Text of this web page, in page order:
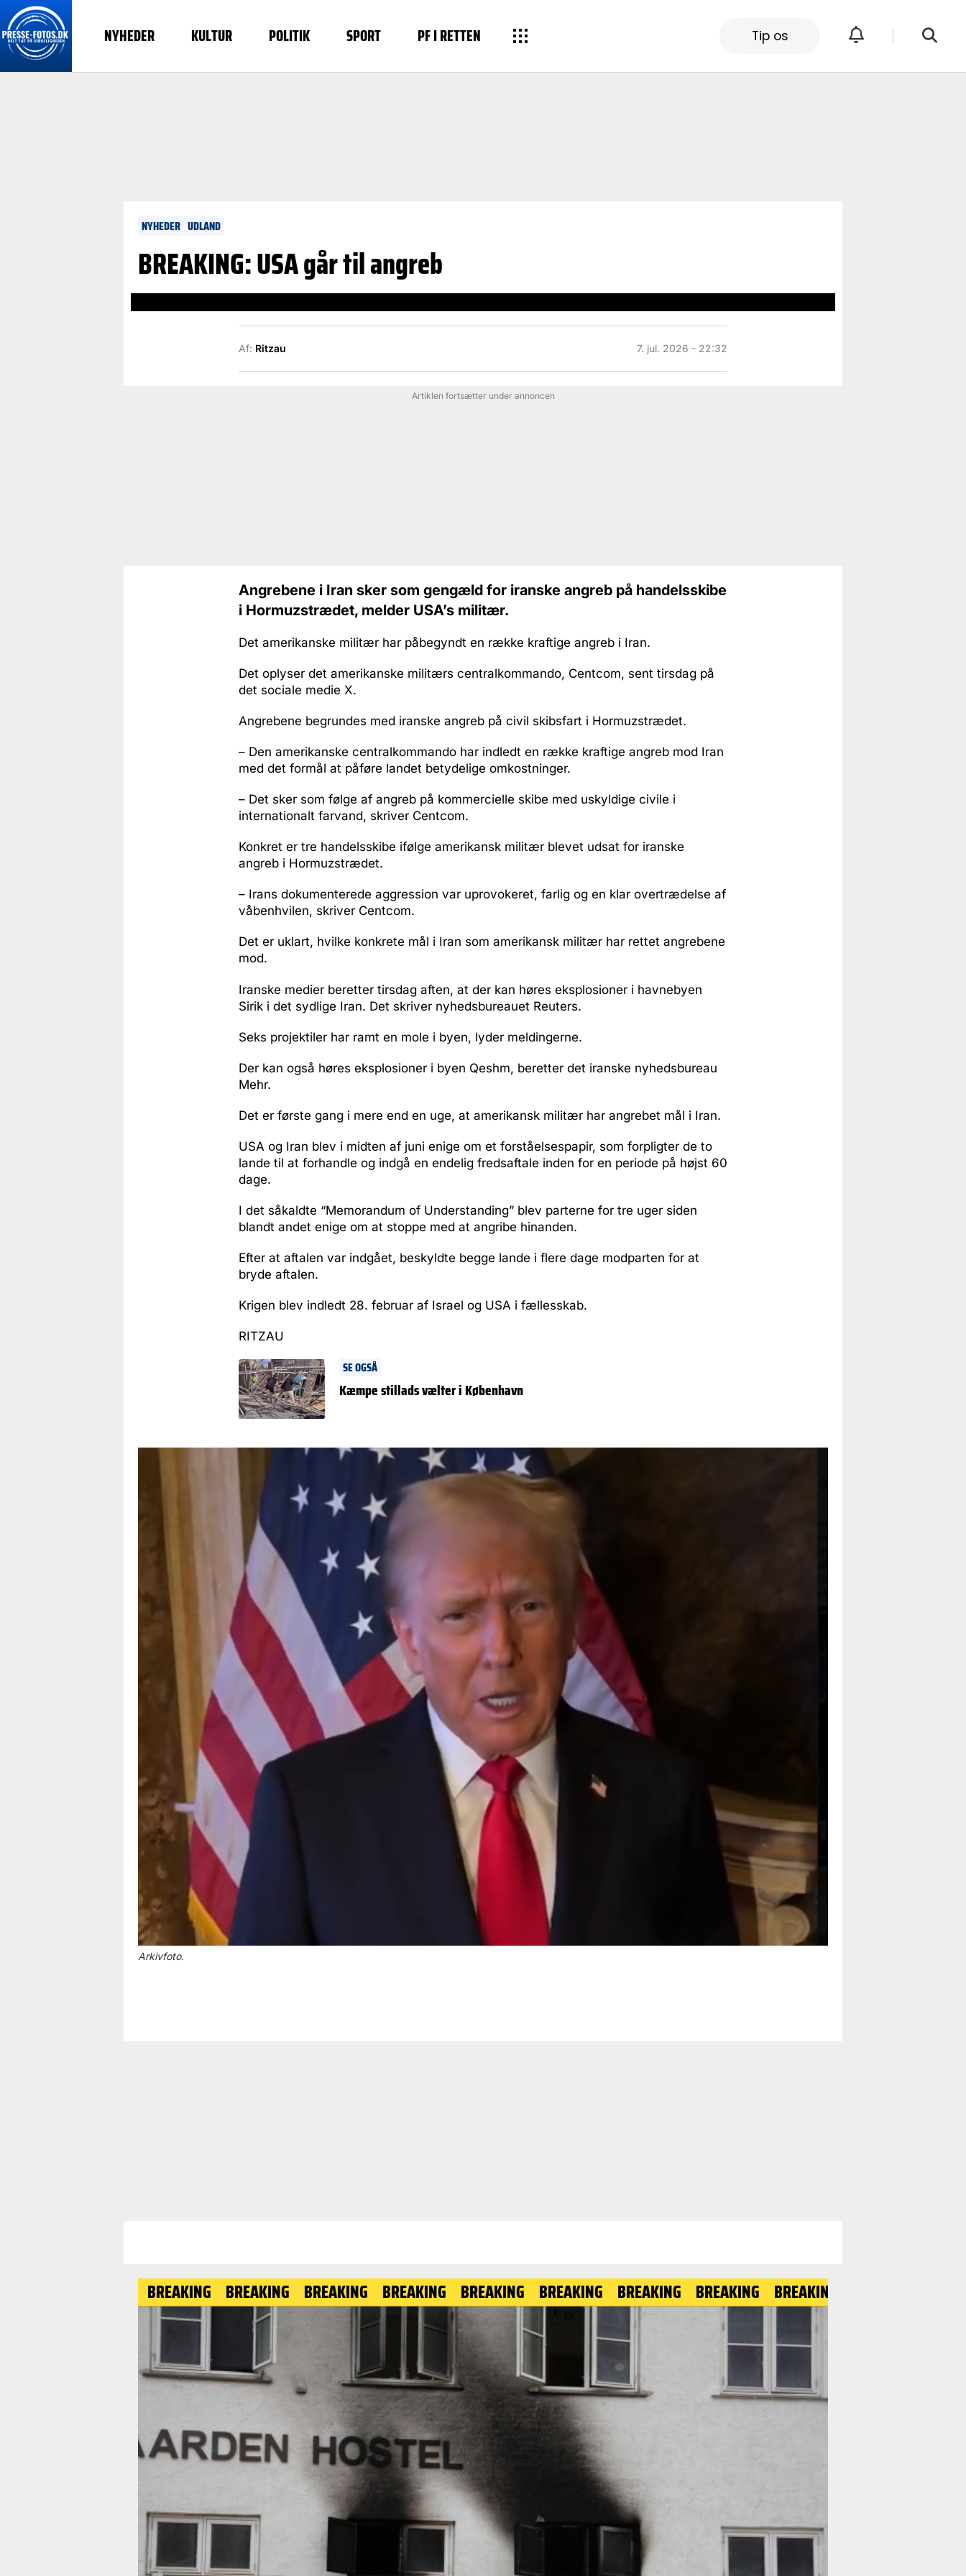
NYHEDER KULTUR POLITIK SPORT PF I RETTEN Tip os
NYHEDER UDLAND
BREAKING: USA går til angreb
Af: Ritzau 7. jul. 2026 - 22:32
Artiklen fortsætter under annoncen
Angrebene i Iran sker som gengæld for iranske angreb på handelsskibe
i Hormuzstrædet, melder USA’s militær.
Det amerikanske militær har påbegyndt en række kraftige angreb i Iran.
Det oplyser det amerikanske militærs centralkommando, Centcom, sent tirsdag på
det sociale medie X.
Angrebene begrundes med iranske angreb på civil skibsfart i Hormuzstrædet.
– Den amerikanske centralkommando har indledt en række kraftige angreb mod Iran
med det formål at påføre landet betydelige omkostninger.
– Det sker som følge af angreb på kommercielle skibe med uskyldige civile i
internationalt farvand, skriver Centcom.
Konkret er tre handelsskibe ifølge amerikansk militær blevet udsat for iranske
angreb i Hormuzstrædet.
– Irans dokumenterede aggression var uprovokeret, farlig og en klar overtrædelse af
våbenhvilen, skriver Centcom.
Det er uklart, hvilke konkrete mål i Iran som amerikansk militær har rettet angrebene
mod.
Iranske medier beretter tirsdag aften, at der kan høres eksplosioner i havnebyen
Sirik i det sydlige Iran. Det skriver nyhedsbureauet Reuters.
Seks projektiler har ramt en mole i byen, lyder meldingerne.
Der kan også høres eksplosioner i byen Qeshm, beretter det iranske nyhedsbureau
Mehr.
Det er første gang i mere end en uge, at amerikansk militær har angrebet mål i Iran.
USA og Iran blev i midten af juni enige om et forståelsespapir, som forpligter de to
lande til at forhandle og indgå en endelig fredsaftale inden for en periode på højst 60
dage.
I det såkaldte “Memorandum of Understanding” blev parterne for tre uger siden
blandt andet enige om at stoppe med at angribe hinanden.
Efter at aftalen var indgået, beskyldte begge lande i flere dage modparten for at
bryde aftalen.
Krigen blev indledt 28. februar af Israel og USA i fællesskab.
RITZAU
SE OGSÅ
Kæmpe stillads vælter i København
Arkivfoto.
BREAKING BREAKING BREAKING BREAKING BREAKING BREAKING BREAKING BREAKING BREAKING BREAKING